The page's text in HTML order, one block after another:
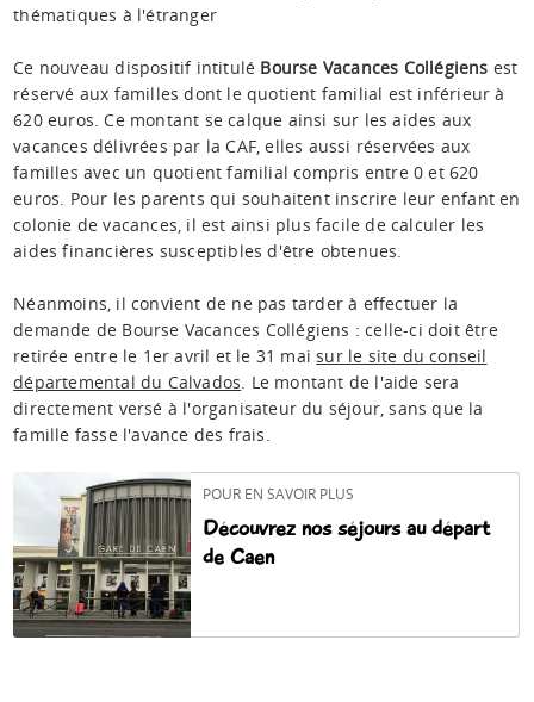
thématiques à l'étranger
Ce nouveau dispositif intitulé Bourse Vacances Collégiens est
réservé aux familles dont le quotient familial est inférieur à
620 euros. Ce montant se calque ainsi sur les aides aux
vacances délivrées par la CAF, elles aussi réservées aux
familles avec un quotient familial compris entre 0 et 620
euros. Pour les parents qui souhaitent inscrire leur enfant en
colonie de vacances, il est ainsi plus facile de calculer les
aides financières susceptibles d'être obtenues.
Néanmoins, il convient de ne pas tarder à effectuer la
demande de Bourse Vacances Collégiens : celle-ci doit être
retirée entre le 1er avril et le 31 maisur le site du conseil
départemental du Calvados. Le montant de l'aide sera
directement versé à l'organisateur du séjour, sans que la
famille fasse l'avance des frais.
POUR EN SAVOIR PLUS
Découvrez nos séjours au départ
de Caen